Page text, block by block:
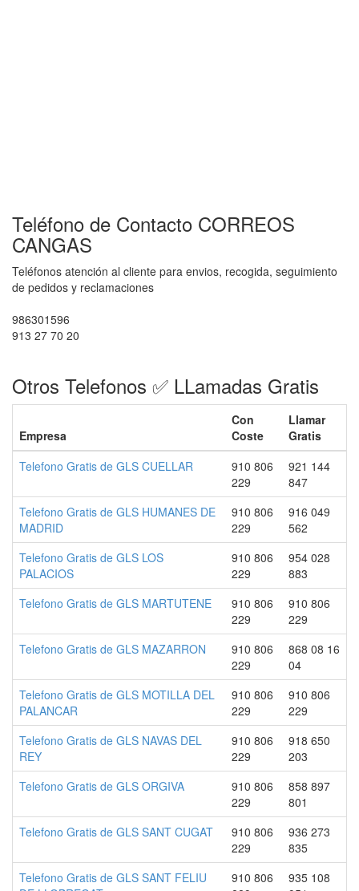
Teléfono de Contacto CORREOS
CANGAS
Teléfonos atención al cliente para envios, recogida, seguimiento
de pedidos y reclamaciones
986301596
913 27 70 20
Otros Telefonos ✅ LLamadas Gratis
Empresa
Con
Coste
Llamar
Gratis
Telefono Gratis de GLS CUELLAR
910 806
229
921 144
847
Telefono Gratis de GLS HUMANES DE
MADRID
910 806
229
916 049
562
Telefono Gratis de GLS LOS
PALACIOS
910 806
229
954 028
883
Telefono Gratis de GLS MARTUTENE
910 806
229
910 806
229
Telefono Gratis de GLS MAZARRON
910 806
229
868 08 16
04
Telefono Gratis de GLS MOTILLA DEL
PALANCAR
910 806
229
910 806
229
Telefono Gratis de GLS NAVAS DEL
REY
910 806
229
918 650
203
Telefono Gratis de GLS ORGIVA
910 806
229
858 897
801
Telefono Gratis de GLS SANT CUGAT
910 806
229
936 273
835
Telefono Gratis de GLS SANT FELIU
910 806
935 108